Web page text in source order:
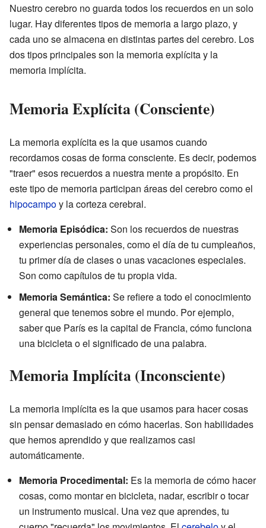
Nuestro cerebro no guarda todos los recuerdos en un solo
lugar. Hay diferentes tipos de memoria a largo plazo, y
cada uno se almacena en distintas partes del cerebro. Los
dos tipos principales son la memoria explícita y la
memoria implícita.
Memoria Explícita (Consciente)
La memoria explícita es la que usamos cuando
recordamos cosas de forma consciente. Es decir, podemos
"traer" esos recuerdos a nuestra mente a propósito. En
este tipo de memoria participan áreas del cerebro como el
hipocampoy la corteza cerebral.
Memoria Episódica: Son los recuerdos de nuestras
experiencias personales, como el día de tu cumpleaños,
tu primer día de clases o unas vacaciones especiales.
Son como capítulos de tu propia vida.
Memoria Semántica: Se refiere a todo el conocimiento
general que tenemos sobre el mundo. Por ejemplo,
saber que París es la capital de Francia, cómo funciona
una bicicleta o el significado de una palabra.
Memoria Implícita (Inconsciente)
La memoria implícita es la que usamos para hacer cosas
sin pensar demasiado en cómo hacerlas. Son habilidades
que hemos aprendido y que realizamos casi
automáticamente.
Memoria Procedimental: Es la memoria de cómo hacer
cosas, como montar en bicicleta, nadar, escribir o tocar
un instrumento musical. Una vez que aprendes, tu